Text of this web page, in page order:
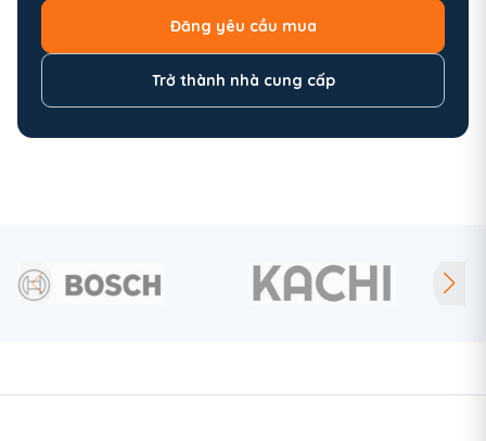
Đăng yêu cầu mua
Trở thành nhà cung cấp